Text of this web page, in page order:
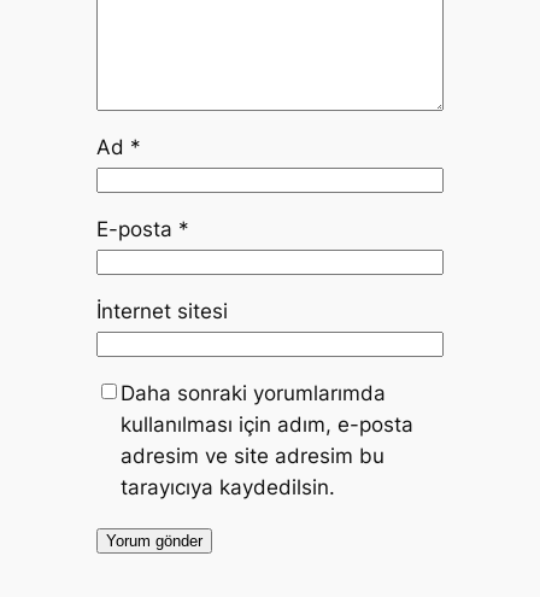
Ad *
E-posta *
İnternet sitesi
Daha sonraki yorumlarımda
kullanılması için adım, e-posta
adresim ve site adresim bu
tarayıcıya kaydedilsin.